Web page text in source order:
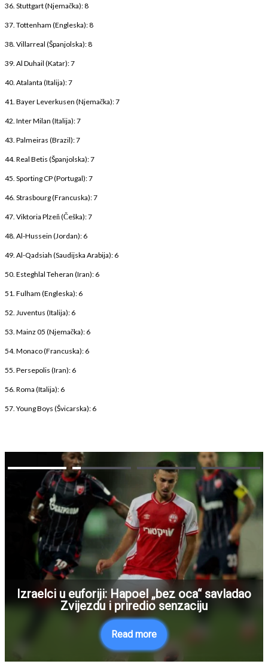
36. Stuttgart (Njemačka): 8
37. Tottenham (Engleska): 8
38. Villarreal (Španjolska): 8
39. Al Duhail (Katar): 7
40. Atalanta (Italija): 7
41. Bayer Leverkusen (Njemačka): 7
42. Inter Milan (Italija): 7
43. Palmeiras (Brazil): 7
44. Real Betis (Španjolska): 7
45. Sporting CP (Portugal): 7
46. Strasbourg (Francuska): 7
47. Viktoria Plzeň (Češka): 7
48. Al-Hussein (Jordan): 6
49. Al-Qadsiah (Saudijska Arabija): 6
50. Esteghlal Teheran (Iran): 6
51. Fulham (Engleska): 6
52. Juventus (Italija): 6
53. Mainz 05 (Njemačka): 6
54. Monaco (Francuska): 6
55. Persepolis (Iran): 6
56. Roma (Italija): 6
57. Young Boys (Švicarska): 6
Izraelci u euforiji: Hapoel „bez oca“ savladao
Zvijezdu i priredio senzaciju
Read more